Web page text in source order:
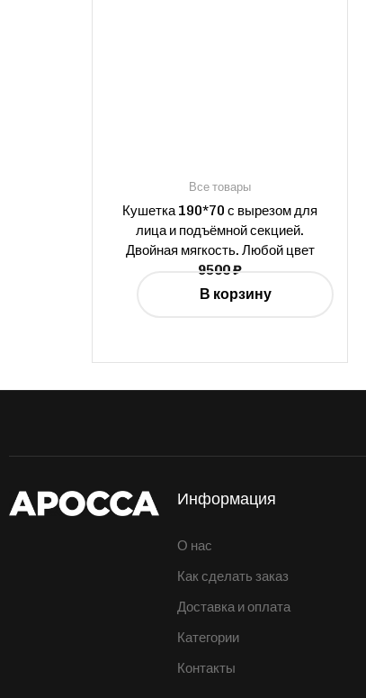
Все товары
Кушетка 190*70 с вырезом для
лица и подъёмной секцией.
Двойная мягкость. Любой цвет
9500₽
В корзину
Информация
О нас
Как сделать заказ
Доставка и оплата
Категории
Контакты